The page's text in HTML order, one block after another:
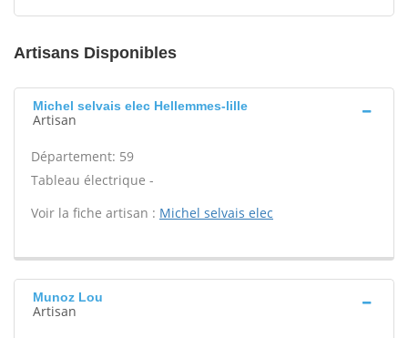
Artisans Disponibles
Michel selvais elec Hellemmes-lille
Artisan
Département: 59
Tableau électrique -
Voir la fiche artisan : Michel selvais elec
Munoz Lou
Artisan